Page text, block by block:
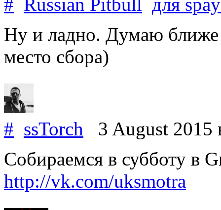
# Russian Pitbull для
Ну и ладно. Думаю ближе
место сбора)
# ssTorch 3 August 2015
Собираемся в субботу в
http://vk.com/uksmotra